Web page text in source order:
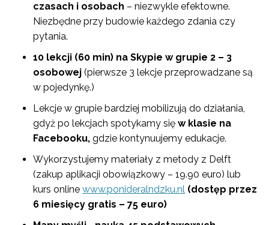
czasach i osobach – niezwykle efektowne.
Niezbędne przy budowie każdego zdania czy
pytania.
10 lekcji (60 min) na Skypie w grupie 2 – 3
osobowej (pierwsze 3 lekcje przeprowadzane są
w pojedynkę.)
Lekcje w grupie bardziej mobilizują do działania,
gdyż po lekcjach spotykamy się w klasie na
Facebooku, gdzie kontynuujemy edukacje.
Wykorzystujemy materiały z metody z Delft
(zakup aplikacji obowiązkowy – 19.90 euro) lub
kurs online www.ponideralndzku.nl (dostęp przez
6 miesięcy gratis – 75 euro)